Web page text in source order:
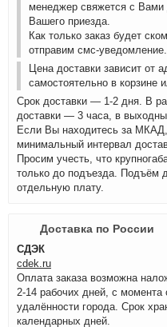
менеджер свяжется с Вами
Вашего приезда.
Как только заказ будет
отправим смс-уведомление.
Цена доставки зависит от
самостоятельно в
Срок доставки — 1-2 дня. В
доставки — 3 часа, в
Если Вы находитесь за
минимальный интервал
Просим учесть, что
только до подъезда. Подъём
отдельную плату.
Доставка по России
СДЭК
cdek.ru
Оплата заказа возможна
2-14 рабочих дней, с момента
удалённости города. Срок
календарных дней.